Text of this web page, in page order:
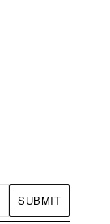
SUBMIT